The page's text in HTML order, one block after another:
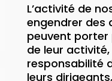
L’activité de
engendrer des
peuvent porter
de leur
responsabilité
leurs